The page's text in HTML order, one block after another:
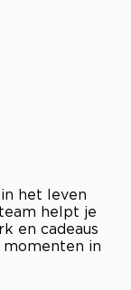
het leven
helpt je
en cadeaus
in